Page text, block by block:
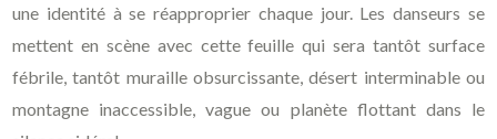
une identité à se réapproprier chaque jour. Les danseurs se
mettent en scène avec cette feuille qui sera tantôt surface
fébrile, tantôt muraille obsurcissante, désert interminable ou
montagne inaccessible, vague ou planète flottant dans le